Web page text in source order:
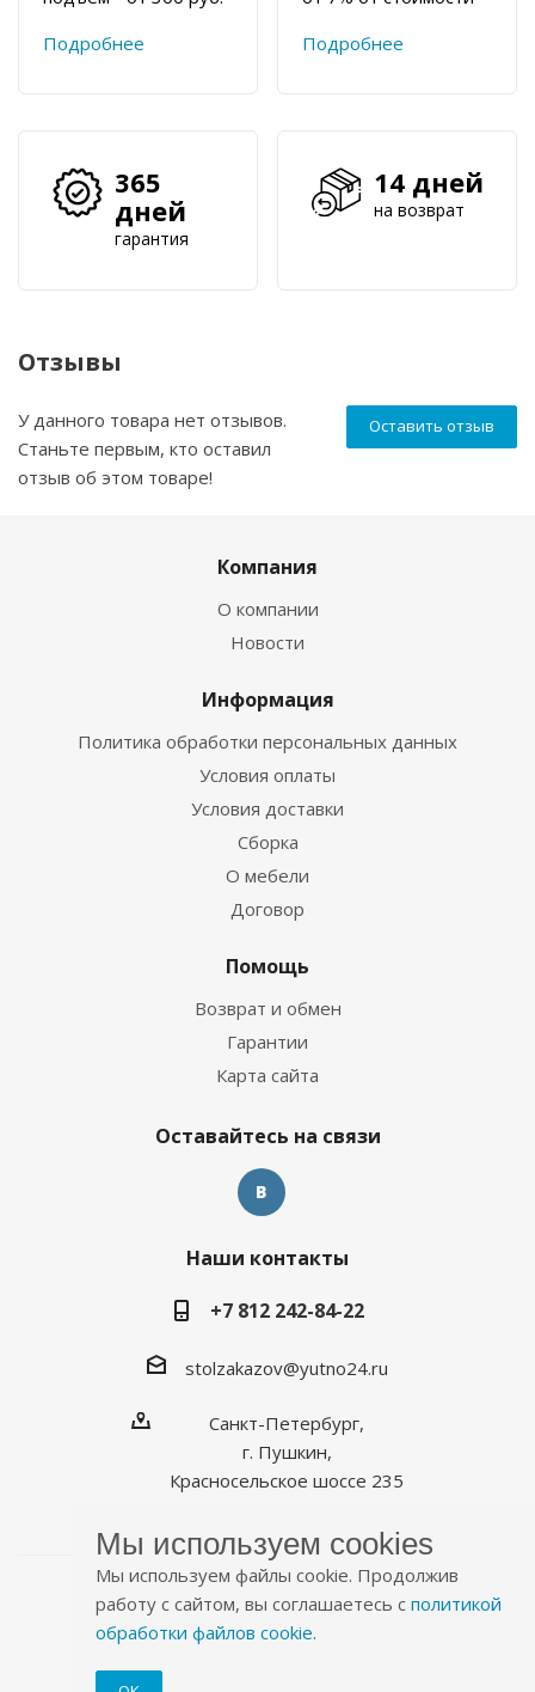
Подробнее
Подробнее
365
дней
гарантия
14 дней
на возврат
Отзывы
Оставить отзыв
У данного товара нет отзывов.
Станьте первым, кто оставил
отзыв об этом товаре!
Компания
О компании
Новости
Информация
Политика обработки персональных данных
Условия оплаты
Условия доставки
Сборка
О мебели
Договор
Помощь
Возврат и обмен
Гарантии
Карта сайта
Оставайтесь на связи
Наши контакты
+7 812 242-84-22
stolzakazov@yutno24.ru
Санкт-Петербург,
г. Пушкин,
Красносельское шоссе 235
Мы используем cookies
Мы используем файлы cookie. Продолжив
работу с сайтом, вы соглашаетесь с политикой
обработки файлов cookie.